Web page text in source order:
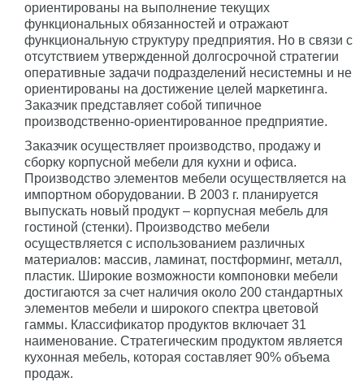
ориентированы на выполнение текущих
функциональных обязанностей и отражают
функциональную структуру предприятия. Но в связи с
отсутствием утвержденной долгосрочной стратегии
оперативные задачи подразделений несистемны и не
ориентированы на достижение целей маркетинга.
Заказчик представляет собой типичное
производственно-ориентированное предприятие.
Заказчик осуществляет производство, продажу и
сборку корпусной мебели для кухни и офиса.
Производство элементов мебели осуществляется на
импортном оборудовании. В 2003 г. планируется
выпускать новый продукт – корпусная мебель для
гостиной (стенки). Производство мебели
осуществляется с использованием различных
материалов: массив, ламинат, постформинг, металл,
пластик. Широкие возможности компоновки мебели
достигаются за счет наличия около 200 стандартных
элементов мебели и широкого спектра цветовой
гаммы. Классификатор продуктов включает 31
наименование. Стратегическим продуктом является
кухонная мебель, которая составляет 90% объема
продаж.